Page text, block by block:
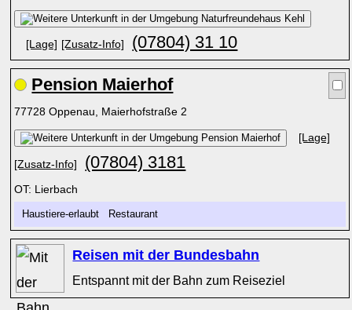
[Lage] [Zusatz-Info] (07804) 31 10
Pension Maierhof
77728 Oppenau, Maierhofstraße 2
[Lage]
[Zusatz-Info] (07804) 3181
OT: Lierbach
Haustiere-erlaubt Restaurant
Reisen mit der Bundesbahn
Entspannt mit der Bahn zum Reiseziel